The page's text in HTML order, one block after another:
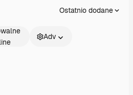
Ostatnio dodane
Adv